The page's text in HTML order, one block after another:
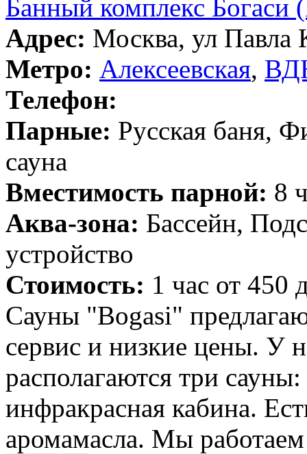
Банный комплекс Богаси
Адрес: Москва, ул Павла
Метро: Алексеевская,
Телефон:
Парные: Русская баня,
сауна
Вместимость парной: 8
Аква-зона: Бассейн,
устройство
Стоимость: 1 час от 450
Сауны "Bogasi"
сервис и низкие цены. У
располагаются три
инфракрасная кабина.
аромамасла. Мы